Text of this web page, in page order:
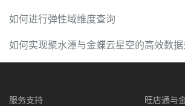
如何进行弹性域维度查询
如何实现聚水潭与金蝶云星空的高效数
服务支持
旺店通与